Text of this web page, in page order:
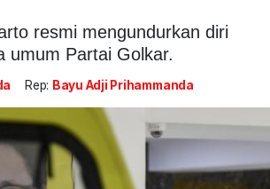
resmi mengundurkan diri
umum Partai Golkar.
Rep: Bayu Adji Prihammanda